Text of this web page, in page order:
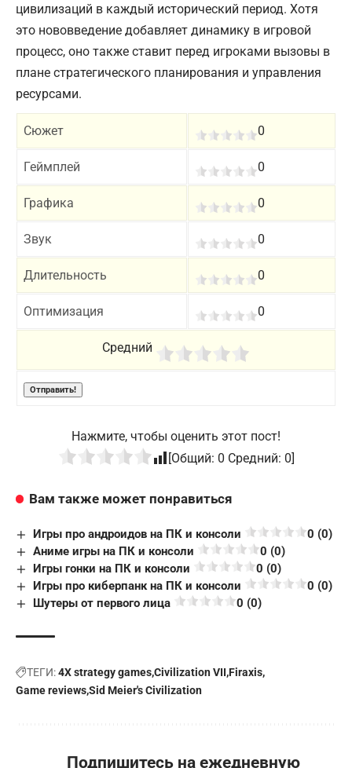
цивилизаций в каждый исторический период. Хотя
это нововведение добавляет динамику в игровой
процесс, оно также ставит перед игроками вызовы в
плане стратегического планирования и управления
ресурсами.
Сюжет 0
Геймплей 0
Графика 0
Звук 0
Длительность 0
Оптимизация 0
Средний
Нажмите, чтобы оценить этот пост!
[Общий: 0 Средний: 0]
Вам также может понравиться
Игры про андроидов на ПК и консоли
0 (0)
Аниме игры на ПК и консоли
0 (0)
Игры гонки на ПК и консоли
0 (0)
Игры про киберпанк на ПК и консоли
0 (0)
Шутеры от первого лица
0 (0)
ТЕГИ:4X strategy gamesCivilization VII Firaxis
Game reviewsSid Meier's Civilization
Подпишитесь на ежедневную